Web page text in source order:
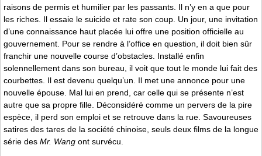
raisons de permis et humilier par les passants. Il n’y en a que pour
les riches. Il essaie le suicide et rate son coup. Un jour, une invitation
d’une connaissance haut placée lui offre une position officielle au
gouvernement. Pour se rendre à l’office en question, il doit bien sûr
franchir une nouvelle course d’obstacles. Installé enfin
solennellement dans son bureau, il voit que tout le monde lui fait des
courbettes. Il est devenu quelqu’un. Il met une annonce pour une
nouvelle épouse. Mal lui en prend, car celle qui se présente n’est
autre que sa propre fille. Déconsidéré comme un pervers de la pire
espèce, il perd son emploi et se retrouve dans la rue. Savoureuses
satires des tares de la société chinoise, seuls deux films de la longue
série des Mr. Wang ont survécu.